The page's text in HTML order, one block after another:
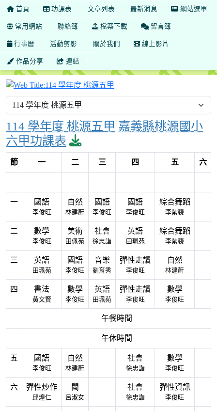
首頁 功課表 文章列表 最新消息 網站選單
常用網站 聯絡簿 檔案下載 留言簿
行事曆 活動剪影 關於我們 線上影片
作品分享 連結
114 學年度 桃源五甲 嘉義縣桃源國小
六甲功課表
download pdf
節 一 二 三 四 五 六
一 國語
李俊旺
自然
林建蔚
國語
李俊旺
國語
李俊旺
綜合舞蹈
李紫裴
二 數學
李俊旺
美術
田佩苑
社會
徐忠詣
英語
田珮苑
綜合舞蹈
李紫裴
三 英語
田珮苑
國語
李俊旺
音樂
劉育秀
彈性走讀
李俊旺
自然
林建蔚
四 書法
黃文賢
數學
李俊旺
英語
田珮苑
彈性走讀
李俊旺
數學
李俊旺
午餐時間
午休時間
五 國語
李俊旺
自然
林建蔚
社會
徐忠詣
數學
李俊旺
六 彈性炒作
邱煌仁
閩
呂淑女
社會
徐忠詣
彈性資訊
李俊旺